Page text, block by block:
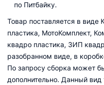
по Питбайку.
Товар поставляется в виде
пластика, МотоКомплект,
квадро пластика, ЗИП
разобранном виде, в
По запросу сборка может
дополнительно. Данный